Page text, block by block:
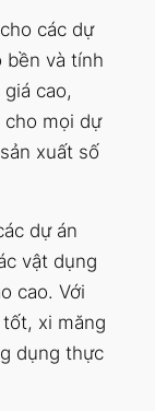
các dự
bền và tính
cao,
mọi dự
xuất số
dự án
vật dụng
cao. Với
xi măng
dụng thực